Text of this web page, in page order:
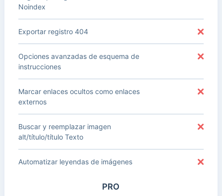
Noindex
Exportar registro 404
Opciones avanzadas de esquema de
instrucciones
Marcar enlaces ocultos como enlaces
externos
Buscar y reemplazar imagen
alt/título/título Texto
Automatizar leyendas de imágenes
PRO